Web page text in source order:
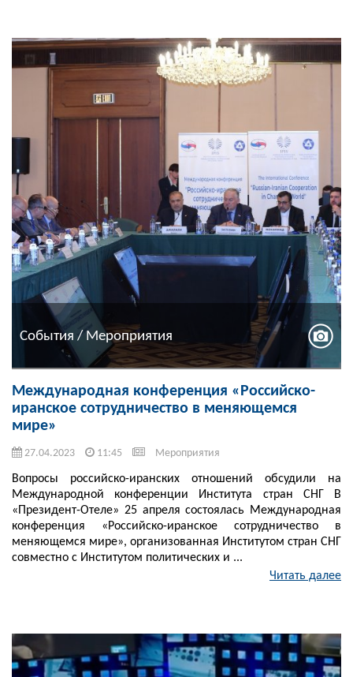
События / Мероприятия
Международная конференция «Российско-
иранское сотрудничество в меняющемся
мире»
27.04.2023 11:45 Мероприятия
Вопросы российско-иранских отношений обсудили на
Международной конференции Института стран СНГ В
«Президент-Отеле» 25 апреля состоялась Международная
конференция «Российско-иранское сотрудничество в
меняющемся мире», организованная Институтом стран СНГ
совместно с Институтом политических и ...
Читать далее